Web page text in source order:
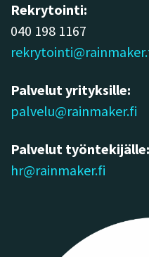
Rekrytointi:
040 198 1167
Palvelut yrityksille:
palvelu@rainmaker.fi
Palvelut työntekijälle:
hr@rainmaker.fi